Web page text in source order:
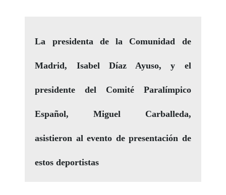
La presidenta de la Comunidad de
Madrid, Isabel Díaz Ayuso, y el
presidente del Comité Paralímpico
Español, Miguel Carballeda,
asistieron al evento de presentación de
estos deportistas